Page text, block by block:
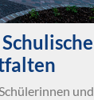
und